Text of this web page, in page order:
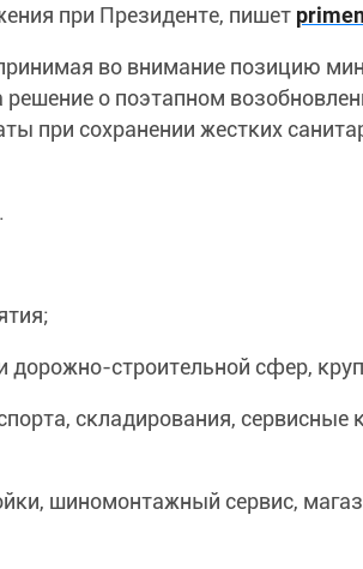
при Президенте, пишет
во внимание позицию
о поэтапном
при сохранении жестких
дорожно-строительной сфер,
складирования, сервисные
шиномонтажный сервис,